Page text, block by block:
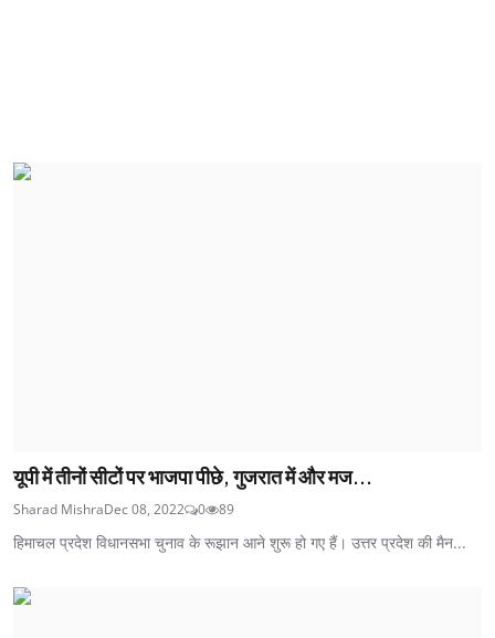
यूपी में तीनों सीटों पर भाजपा पीछे, गुजरात में और मज...
Sharad MishraDec 08, 2022 0 89
हिमाचल प्रदेश विधानसभा चुनाव के रूझान आने शुरू हो गए हैं। उत्तर प्रदेश की मैन...